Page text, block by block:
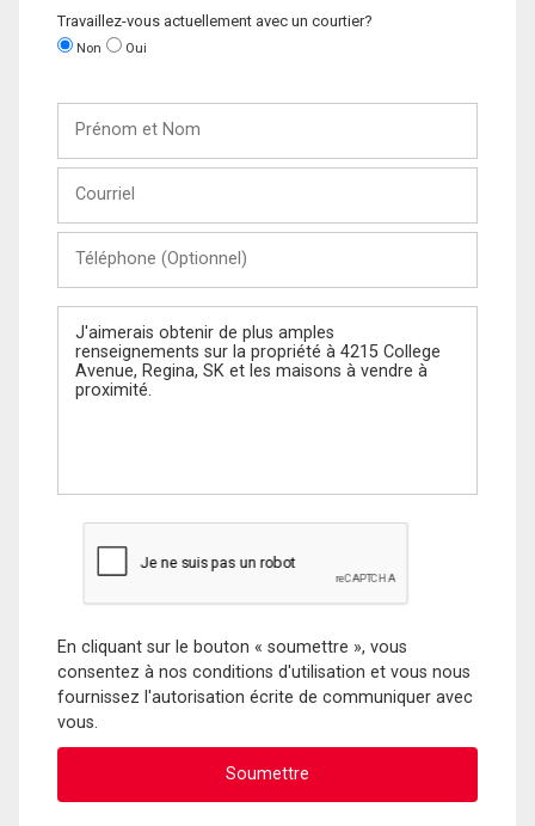
Travaillez-vous actuellement avec un courtier?
Non Oui
Nom
(Optionnel)
Message
En cliquant sur le bouton « soumettre », vous
consentez à nos conditions d'utilisation et vous nous
fournissez l'autorisation écrite de communiquer avec
vous.